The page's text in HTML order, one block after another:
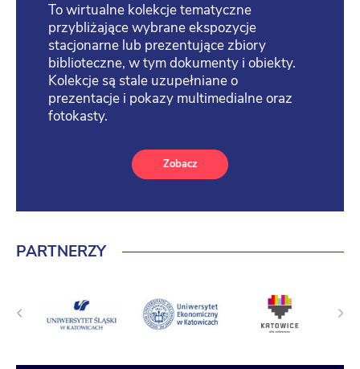
To wirtualne kolekcje tematyczne
przybliżające wybrane ekspozycje
stacjonarne lub prezentujące zbiory
biblioteczne, w tym dokumenty i obiekty.
Kolekcje są stale uzupełniane o
prezentacje i pokazy multimedialne oraz
fotokasty.
Zobacz
PARTNERZY